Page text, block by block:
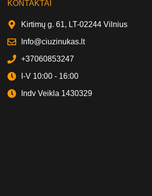
KONTAKTAI
Kirtimų g. 61, LT-02244 Vilnius
Info@ciuzinukas.lt
+37060853247
I-V 10:00 - 16:00
Indv Veikla 1430329